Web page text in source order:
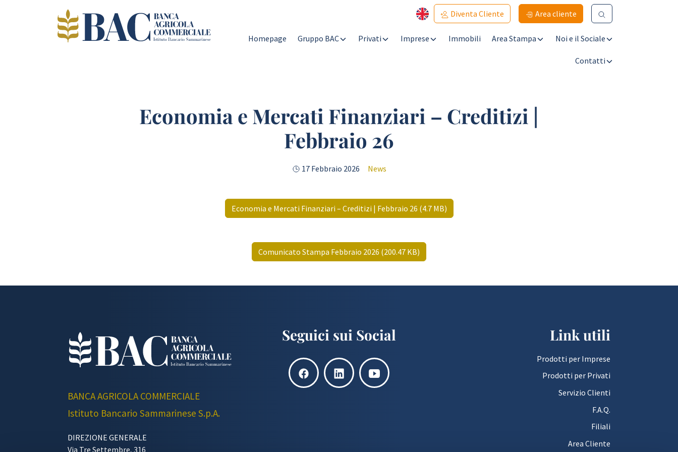
Diventa Cliente Area cliente
Homepage Gruppo BAC Privati Imprese Immobili Area Stampa Noi e il Sociale
Contatti
Economia e Mercati Finanziari – Creditizi |
Febbraio 26
17 Febbraio 2026 News
Economia e Mercati Finanziari – Creditizi | Febbraio 26 (4.7 MB)
Comunicato Stampa Febbraio 2026 (200.47 KB)
Seguici sui Social
BANCA AGRICOLA COMMERCIALE
Istituto Bancario Sammarinese S.p.A.
DIREZIONE GENERALE
Via Tre Settembre, 316
Link utili
Prodotti per Imprese
Prodotti per Privati
Servizio Clienti
F.A.Q.
Filiali
Area Cliente